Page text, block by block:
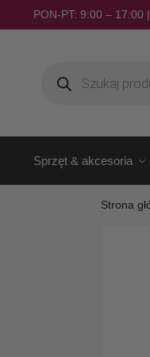
PON-PT: 9:00 – 17:00
Sprzęt & akcesoria
Strona